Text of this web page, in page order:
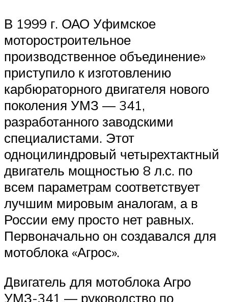
В 1999 г. ОАО Уфимское
моторостроительное
производственное объединение»
приступило к изготовлению
карбюраторного двигателя нового
поколения УМЗ — 341,
разработанного заводскими
специалистами. Этот
одноцилиндровый четырехтактный
двигатель мощностью 8 л.с. по
всем параметрам соответствует
лучшим мировым аналогам, а в
России ему просто нет равных.
Первоначально он создавался для
мотоблока «Агрос».
Двигатель для мотоблока Агро
УМЗ-341 — руководство по